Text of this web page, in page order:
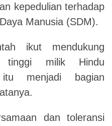
kepedulian terhadap
Manusia (SDM).
ikut mendukung
tinggi milik Hindu
menjadi bagian
dan toleransi